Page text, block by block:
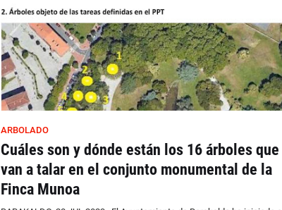
ARBOLADO
Cuáles son y dónde están los 16 árboles que
van a talar en el conjunto monumental de la
Finca Munoa